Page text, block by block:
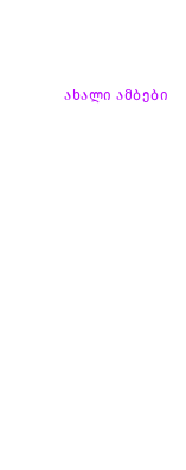
ახალი ამბები